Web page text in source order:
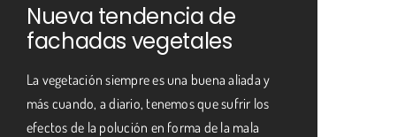
Nueva tendencia de
fachadas vegetales
La vegetación siempre es una buena aliada y
más cuando, a diario, tenemos que sufrir los
efectos de la polución en forma de la mala